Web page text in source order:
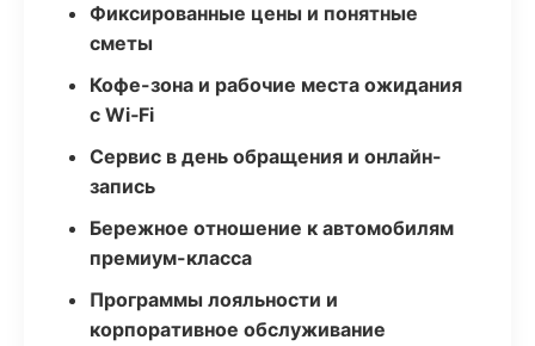
Фиксированные цены и понятные
сметы
Кофе-зона и рабочие места ожидания
с Wi‑Fi
Сервис в день обращения и онлайн-
запись
Бережное отношение к автомобилям
премиум-класса
Программы лояльности и
корпоративное обслуживание